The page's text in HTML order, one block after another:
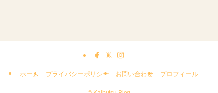
ホーム プライバシーポリシー お問い合わせ プロフィール